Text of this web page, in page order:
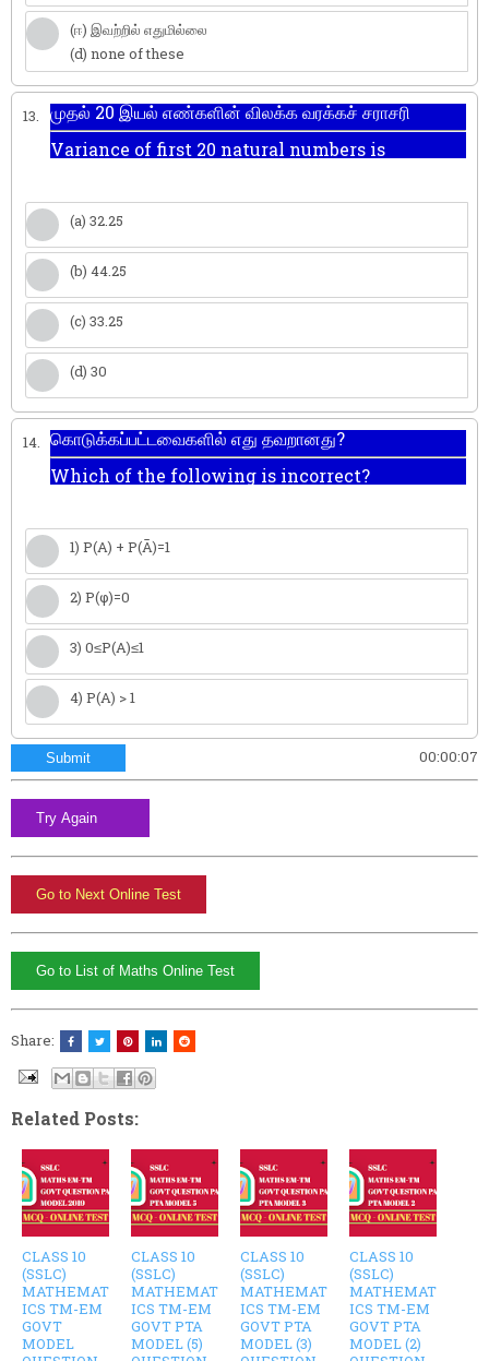
(ஈ) இவற்றில் எதுமில்லை
(d) none of these
13.
முதல் 20 இயல் எண்களின் விலக்க வரக்கச் சராசரி
Variance of first 20 natural numbers is
(a) 32.25
(b) 44.25
(c) 33.25
(d) 30
14. கொடுக்கப்பட்டவைகளில் எது தவறானது?
Which of the following is incorrect?
1) P(A) + P(Ā)=1
2) P(φ)=0
3) 0≤P(A)≤1
4) P(A) > 1
Submit 00:00:08
Share:
Related Posts:
CLASS 10
(SSLC)
MATHEMAT
ICS TM-EM
GOVT
MODEL
CLASS 10
(SSLC)
MATHEMAT
ICS TM-EM
GOVT PTA
MODEL (5)
CLASS 10
(SSLC)
MATHEMAT
ICS TM-EM
GOVT PTA
MODEL (3)
CLASS 10
(SSLC)
MATHEMAT
ICS TM-EM
GOVT PTA
MODEL (2)